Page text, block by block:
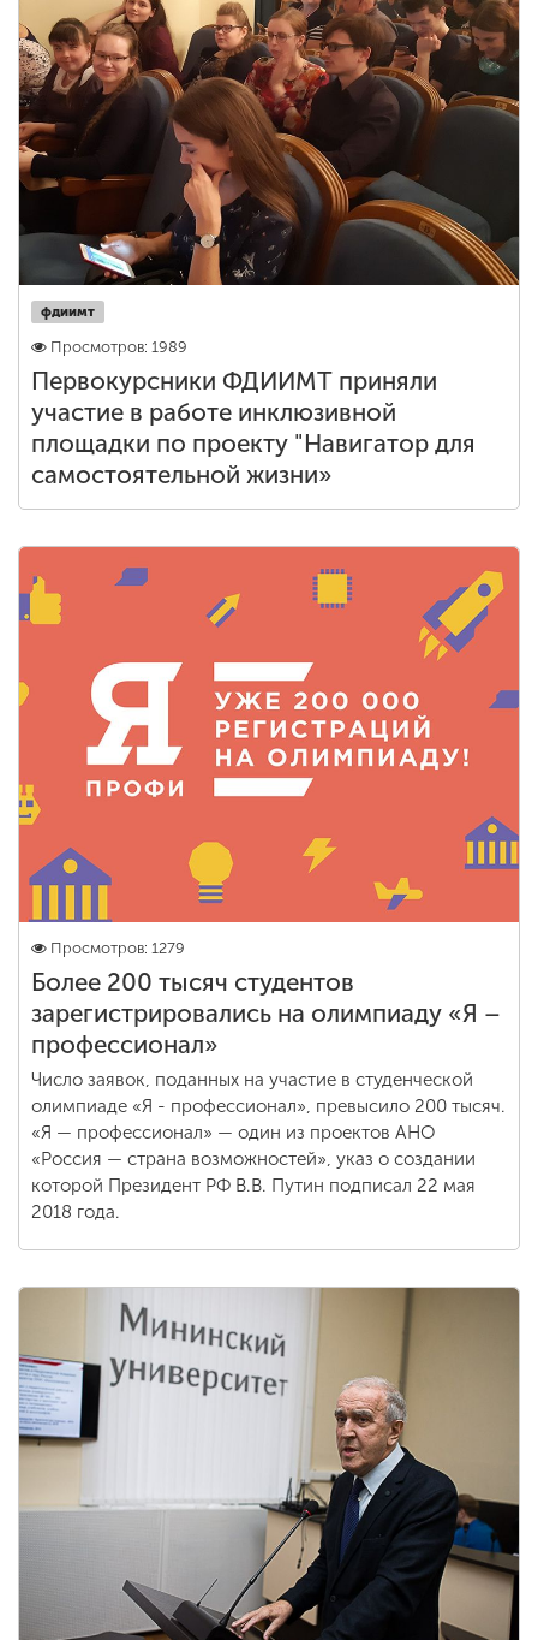
фдиимт
Просмотров: 1989
Первокурсники ФДИИМТ приняли
участие в работе инклюзивной
площадки по проекту "Навигатор для
самостоятельной жизни»
Просмотров: 1279
Более 200 тысяч студентов
зарегистрировались на олимпиаду «Я –
профессионал»
Число заявок, поданных на участие в студенческой
олимпиаде «Я - профессионал», превысило 200 тысяч.
«Я — профессионал» — один из проектов АНО
«Россия — страна возможностей», указ о создании
которой Президент РФ В.В. Путин подписал 22 мая
2018 года.